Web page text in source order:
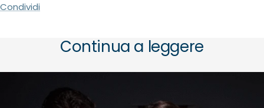
Condividi
Continua a leggere